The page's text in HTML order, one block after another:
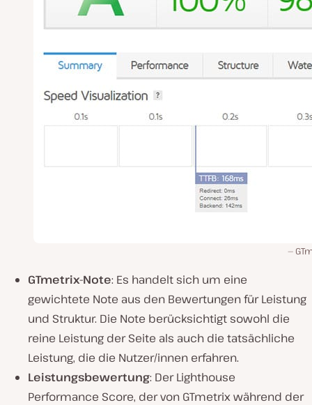
GTmetrix-Note: Es handelt sich um eine
gewichtete Note aus den Bewertungen für Leistung
und Struktur. Die Note berücksichtigt sowohl die
reine Leistung der Seite als auch die tatsächliche
Leistung, die die Nutzer/innen erfahren.
Leistungsbewertung: Der Lighthouse
Performance Score, der von GTmetrix während der